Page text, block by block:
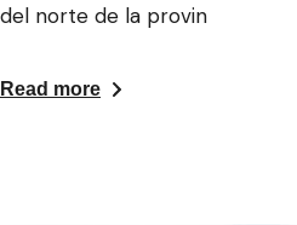
del norte de la provin
Read more